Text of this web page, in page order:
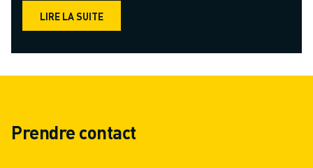
LIRE LA SUITE
Prendre contact